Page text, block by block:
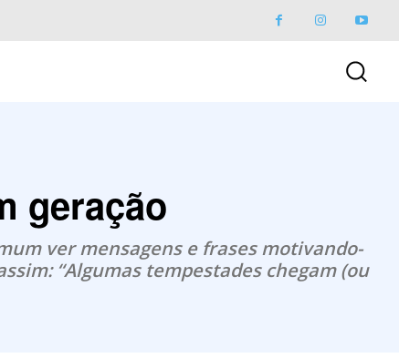
geração
ver mensagens e frases motivando-
“Algumas tempestades chegam (ou